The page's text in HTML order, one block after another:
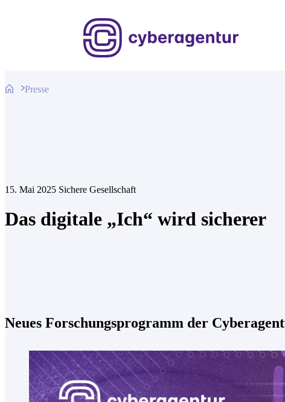
Presse
15. Mai 2025 Sichere Gesellschaft
Das digitale „Ich“ wird sicherer
Neues Forschungsprogramm der